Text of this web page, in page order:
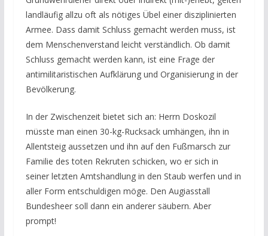
landläufig allzu oft als nötiges Übel einer disziplinierten
Armee. Dass damit Schluss gemacht werden muss, ist
dem Menschenverstand leicht verständlich. Ob damit
Schluss gemacht werden kann, ist eine Frage der
antimilitaristischen Aufklärung und Organisierung in der
Bevölkerung.
In der Zwischenzeit bietet sich an: Herrn Doskozil
müsste man einen 30-kg-Rucksack umhängen, ihn in
Allentsteig aussetzen und ihn auf den Fußmarsch zur
Familie des toten Rekruten schicken, wo er sich in
seiner letzten Amtshandlung in den Staub werfen und in
aller Form entschuldigen möge. Den Augiasstall
Bundesheer soll dann ein anderer säubern. Aber
prompt!